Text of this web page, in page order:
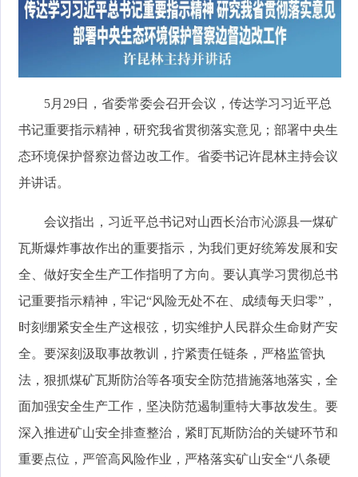
5月29日，省委常委会召开会议，传达学习习近平总
书记重要指示精神，研究我省贯彻落实意见；部署中央生
态环境保护督察边督边改工作。省委书记许昆林主持会议
并讲话。
会议指出，习近平总书记对山西长治市沁源县一煤矿
瓦斯爆炸事故作出的重要指示，为我们更好统筹发展和安
全、做好安全生产工作指明了方向。要认真学习贯彻总书
记重要指示精神，牢记“风险无处不在、成绩每天归零”，
时刻绷紧安全生产这根弦，切实维护人民群众生命财产安
全。要深刻汲取事故教训，拧紧责任链条，严格监管执
法，狠抓煤矿瓦斯防治等各项安全防范措施落地落实，全
面加强安全生产工作，坚决防范遏制重特大事故发生。要
深入推进矿山安全排查整治，紧盯瓦斯防治的关键环节和
重要点位，严管高风险作业，严格落实矿山安全“八条硬